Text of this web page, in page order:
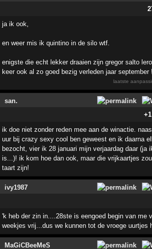
ja ik ook,
en weer mis ik quintino in de silo wtf.
enigste die echt lekker draaien zijn gregor salto
keer ook al zo goed bezig verleden jaar september
laatste
san.
+1
ik doe niet zonder reden mee aan de winactie.
uur bij crazy sexy cool ben geweest en ik daarna
bezocht, vier ik 28 januari mijn verjaardag daar (ja
is...)! ik kom hoe dan ook, maar die vrijkaartjes
taart zijn!
ivy1987
'k heb der zin in....28ste is eengoed begin van me
weekjes vrij...dus we kunnen tot de vroege uurtjes
MaGiCBeeMeS